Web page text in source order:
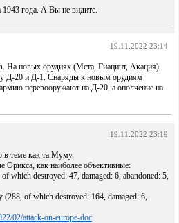
года. А Вы не видите.
19.11.2022 23:14
На новых орудиях (Мста, Гиацинт, Акация)
у Д-20 и Д-1. Снаряды к новым орудиям
перевооружают на Д-20, а ополчение на
19.11.2022 23:19
в теме как та Муму.
Орикса, как наиболее объективные:
which destroyed: 47, damaged: 6, abandoned: 5,
of which destroyed: 164, damaged: 6,
02/attack-on-europe-doc